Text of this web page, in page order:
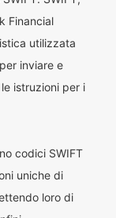
Financial
utilizzata
inviare e
istruzioni per i
codici SWIFT
uniche di
loro di